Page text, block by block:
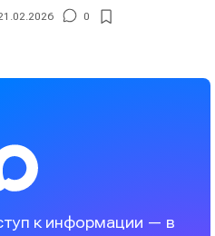
0
к информации — в